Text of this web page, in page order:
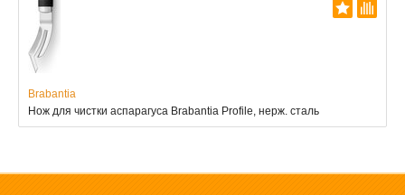
Brabantia
Нож для чистки аспарагуса Brabantia Profile, нерж. сталь